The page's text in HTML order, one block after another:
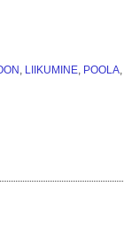
LIIKUMINE, POOLA,